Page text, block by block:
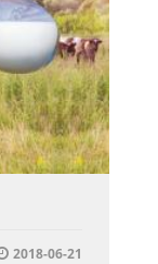
2018-06-21